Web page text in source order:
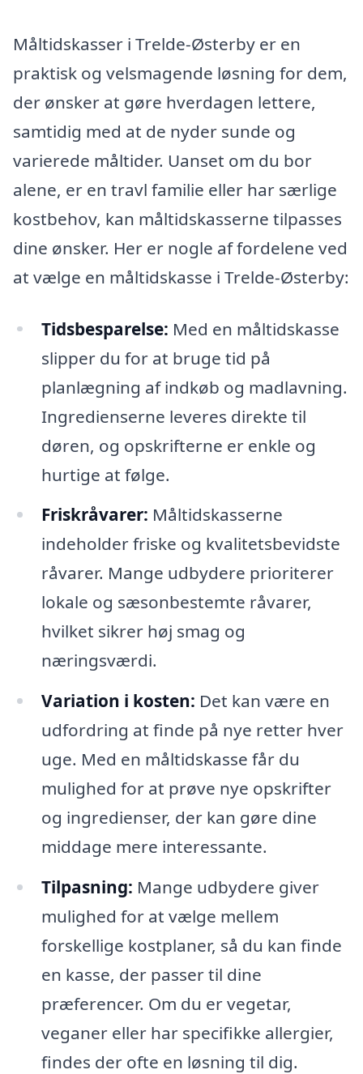
Måltidskasser i Trelde-Østerby er en
praktisk og velsmagende løsning for dem,
der ønsker at gøre hverdagen lettere,
samtidig med at de nyder sunde og
varierede måltider. Uanset om du bor
alene, er en travl familie eller har særlige
kostbehov, kan måltidskasserne tilpasses
dine ønsker. Her er nogle af fordelene ved
at vælge en måltidskasse i Trelde-Østerby:
Tidsbesparelse: Med en måltidskasse
slipper du for at bruge tid på
planlægning af indkøb og madlavning.
Ingredienserne leveres direkte til
døren, og opskrifterne er enkle og
hurtige at følge.
Friskråvarer: Måltidskasserne
indeholder friske og kvalitetsbevidste
råvarer. Mange udbydere prioriterer
lokale og sæsonbestemte råvarer,
hvilket sikrer høj smag og
næringsværdi.
Variation i kosten: Det kan være en
udfordring at finde på nye retter hver
uge. Med en måltidskasse får du
mulighed for at prøve nye opskrifter
og ingredienser, der kan gøre dine
middage mere interessante.
Tilpasning: Mange udbydere giver
mulighed for at vælge mellem
forskellige kostplaner, så du kan finde
en kasse, der passer til dine
præferencer. Om du er vegetar,
veganer eller har specifikke allergier,
findes der ofte en løsning til dig.